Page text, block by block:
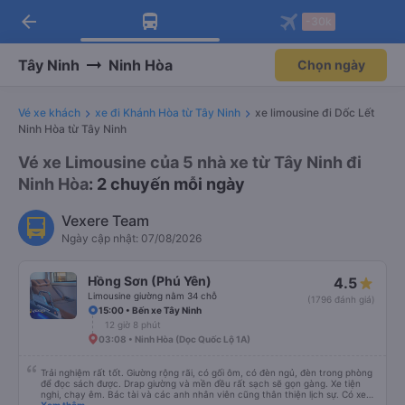
Tải app Vexere ngay!
Nhận ưu đãi thành viên độc
Mở app
Tải app Vexere
-30k/ghế khi đặt vé máy bay qua
Mở app
arrow_back
Tây Ninh Ninh Hòa Chọn ngày
Vé xe khách xe đi Khánh Hòa từ Tây Ninh
xe limousine đi Dốc Lết
Ninh Hòa từ Tây Ninh
Vé xe Limousine của 5 nhà xe từ Tây Ninh đi
Ninh Hòa: 2 chuyến mỗi ngày
Vexere Team
Ngày cập nhật: 07/08/2026
Hồng Sơn (Phú Yên)
Limousine giường nằm 34 chỗ
4.5
(1796 đánh giá)
15:00 • Bến xe Tây Ninh
12 giờ 8 phút
03:08 • Ninh Hòa (Dọc Quốc Lộ 1A)
Trải nghiệm rất tốt. Giường rộng rãi, có gối ôm, có đèn ngủ, đèn trong phòng
để đọc sách được. Drap giường và mền đều rất sạch sẽ gọn gàng. Xe tiện
nghi, chạy êm. Bác tài và các anh nhân viên cũng thân thiện lịch sự. Có xe